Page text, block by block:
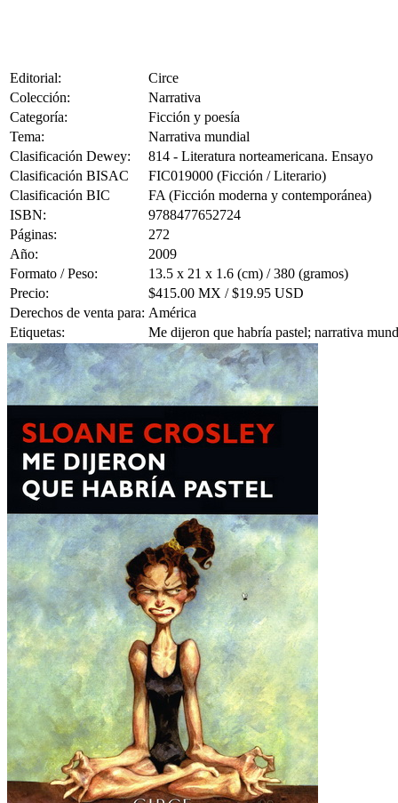
Editorial:
Circe
Colección:
Narrativa
Categoría:
Ficción y poesía
Tema:
Narrativa mundial
Clasificación Dewey:
814 - Literatura norteamericana. Ensayo
Clasificación BISAC
FIC019000 (Ficción / Literario)
Clasificación BIC
FA (Ficción moderna y contemporánea)
ISBN:
9788477652724
Páginas:
272
Año:
2009
Formato / Peso:
13.5 x 21 x 1.6 (cm) / 380 (gramos)
Precio:
$415.00 MX / $19.95 USD
Derechos de venta para: América
Etiquetas:
Me dijeron que habría pastel; narrativa